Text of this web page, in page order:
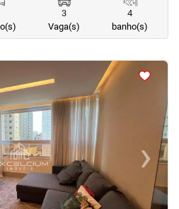
3
Vaga(s)
4
banho(s)
›
Next